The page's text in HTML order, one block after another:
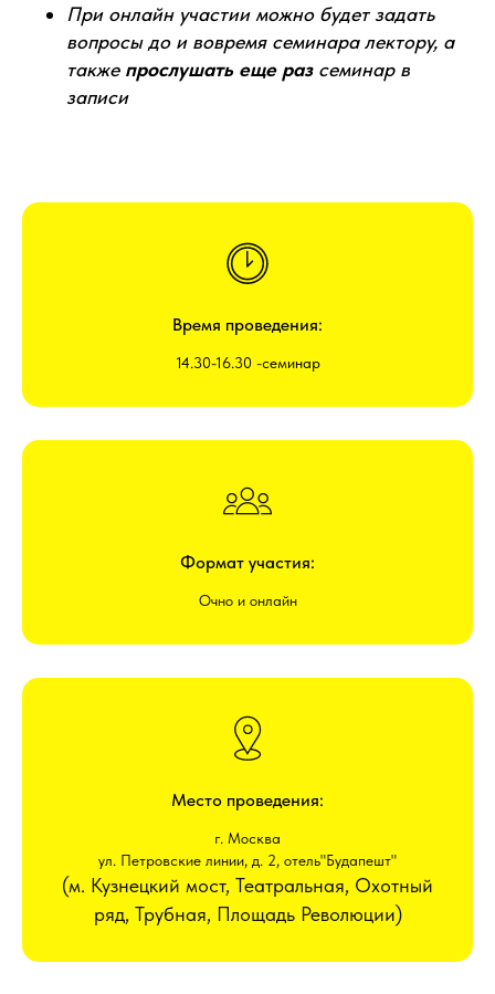
При онлайн участии можно будет задать
вопросы до и вовремя семинара лектору, а
также прослушать еще разсеминар в
записи
Время проведения:
14.30-16.30 -семинар
Формат участия:
Очно и онлайн
Место проведения:
г. Москва
ул. Петровские линии, д. 2, отель"Будапешт"
(м. Кузнецкий мост, Театральная, Охотный
ряд, Трубная, Площадь Революции)